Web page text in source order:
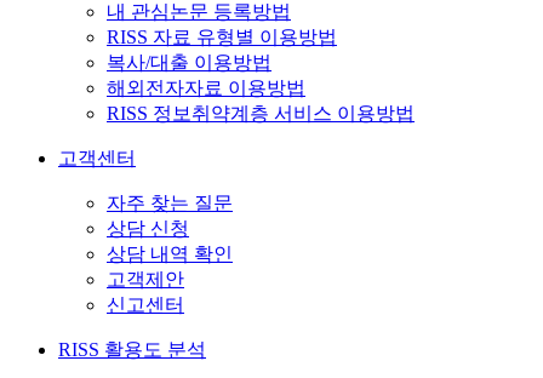
내 관심논문 등록방법
RISS 자료 유형별 이용방법
복사/대출 이용방법
해외전자자료 이용방법
RISS 정보취약계층 서비스 이용방법
고객센터
자주 찾는 질문
상담 신청
상담 내역 확인
고객제안
신고센터
RISS 활용도 분석